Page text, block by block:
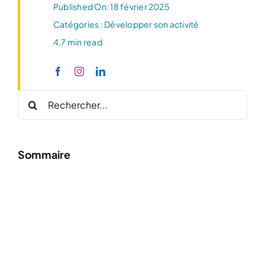
Published On: 18 février 2025
Catégories : Développer son activité
4,7 min read
Rechercher:
Sommaire